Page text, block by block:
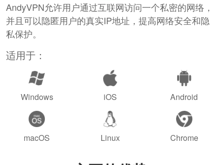
AndyVPN允许用户通过互联网访问一个私密的网络，
并且可以隐匿用户的真实IP地址，提高网络安全和隐
私保护。
适用于：
Windows iOS Android
macOS Linux Chrome